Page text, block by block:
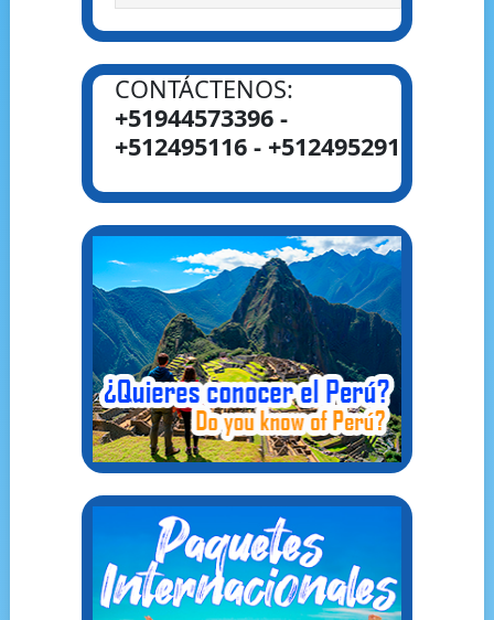
CONTÁCTENOS:
+51944573396 -
+512495116 - +512495291